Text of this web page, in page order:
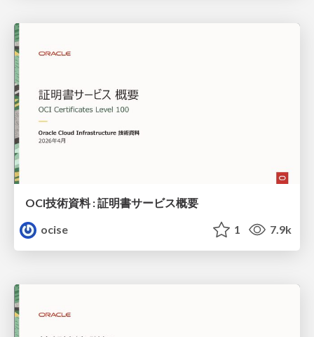
OCI技術資料 : 証明書サービス概要
ocise
1 7.9k